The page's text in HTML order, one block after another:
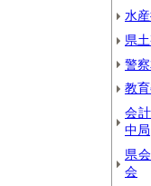
水
県
警
教
会
中局
県
会